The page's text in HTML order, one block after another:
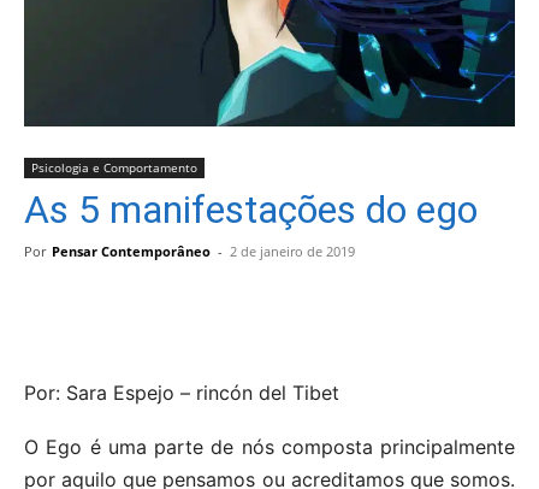
Psicologia e Comportamento
As 5 manifestações do ego
Por Pensar Contemporâneo - 2 de janeiro de 2019
Por: Sara Espejo – rincón del Tibet
O Ego é uma parte de nós composta principalmente
por aquilo que pensamos ou acreditamos que somos.